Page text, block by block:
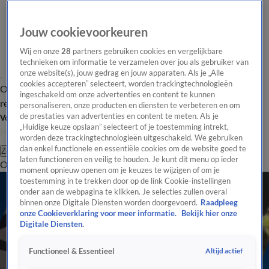
Overzicht Laatste nieuws Regionieuws Het beste van Hart
Tip de
redactie
Volg Hart van Nederland
Zoeken
OverzichtRegioUitzendingenWeerTip de redactiePanelVideo's
Jouw cookievoorkeuren
Wij en onze28 partners gebruiken cookies en vergelijkbare
technieken om informatie te verzamelen over jou als gebruiker van
onze website(s), jouw gedrag en jouw apparaten. Als je „Alle
cookies accepteren” selecteert, worden trackingtechnologieën
ingeschakeld om onze advertenties en content te kunnen
personaliseren, onze producten en diensten te verbeteren en om
de prestaties van advertenties en content te meten. Als je
„Huidige keuze opslaan” selecteert of je toestemming intrekt,
worden deze trackingtechnologieën uitgeschakeld. We gebruiken
dan enkel functionele en essentiële cookies om de website goed te
laten functioneren en veilig te houden. Je kunt dit menu op ieder
moment opnieuw openen om je keuzes te wijzigen of om je
toestemming in te trekken door op de link Cookie-instellingen
onder aan de webpagina te klikken. Je selecties zullen overal
binnen onze Digitale Diensten worden doorgevoerd. Raadpleeg
onze Cookieverklaring voor meer informatie.
Bekijk hier onze
Digitale Diensten.
Functioneel & Essentieel Altijd actief